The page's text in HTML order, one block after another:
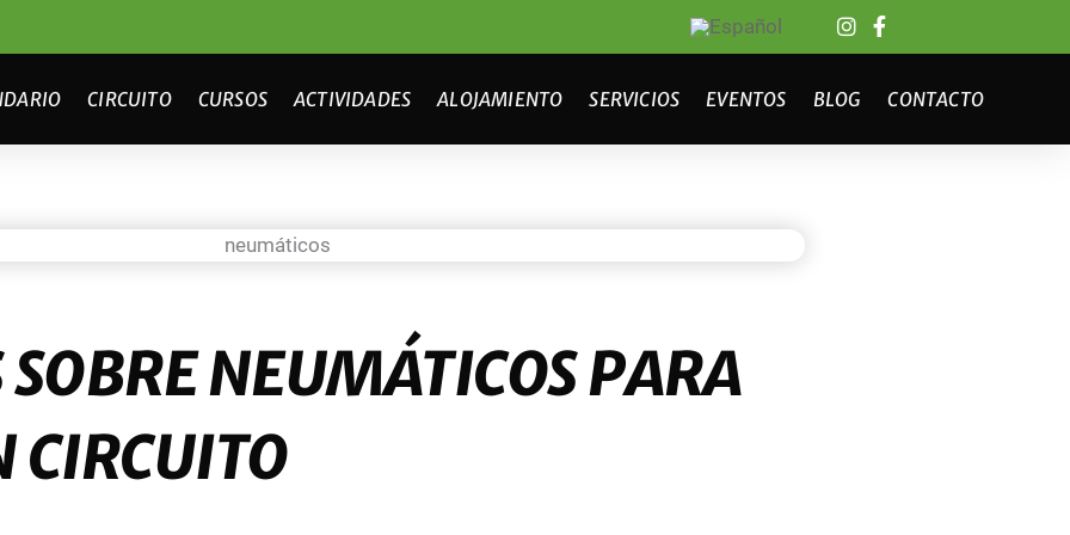
CIRCUITO CURSOS ACTIVIDADES ALOJAMIENTO SERVICIOS EVENTOS BLOG CONTACTO
SOBRE NEUMÁTICOS PARA
CIRCUITO